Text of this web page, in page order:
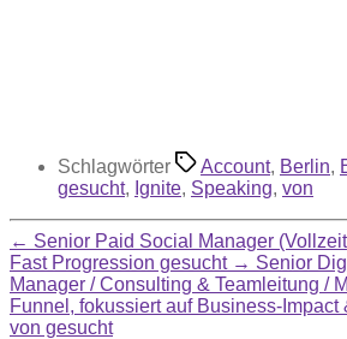
Schlagwörter Account, Berlin,
gesucht, Ignite, Speaking, von
← Senior Paid Social Manager
Fast Progression gesucht → Senior
Manager / Consulting & Teamleitung /
Funnel, fokussiert auf Business-Impact
von gesucht